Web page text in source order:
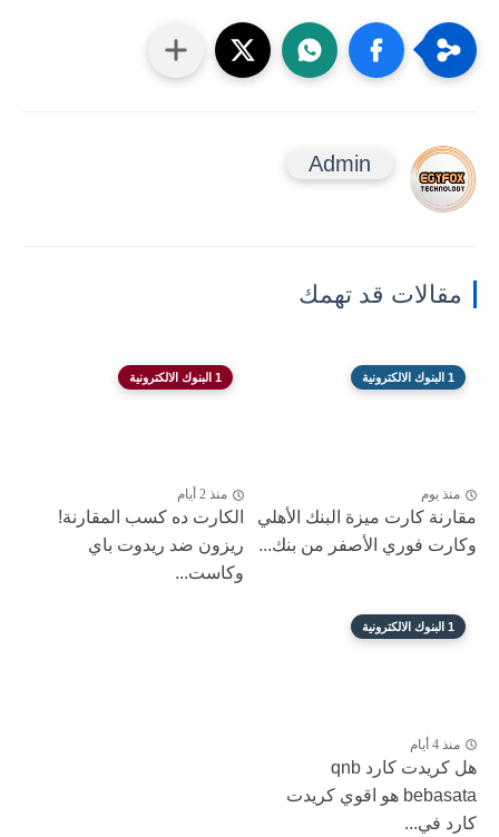
Admin
مقالات قد تهمك
1 البنوك الالكترونية
منذ يوم
مقارنة كارت ميزة البنك الأهلي
وكارت فوري الأصفر من بنك...
1 البنوك الالكترونية
منذ 2 أيام
الكارت ده كسب المقارنة!
ريزون ضد ريدوت باي
وكاست...
1 البنوك الالكترونية
منذ 4 أيام
هل كريدت كارد qnb
bebasata هو اقوي كريدت
كارد في...